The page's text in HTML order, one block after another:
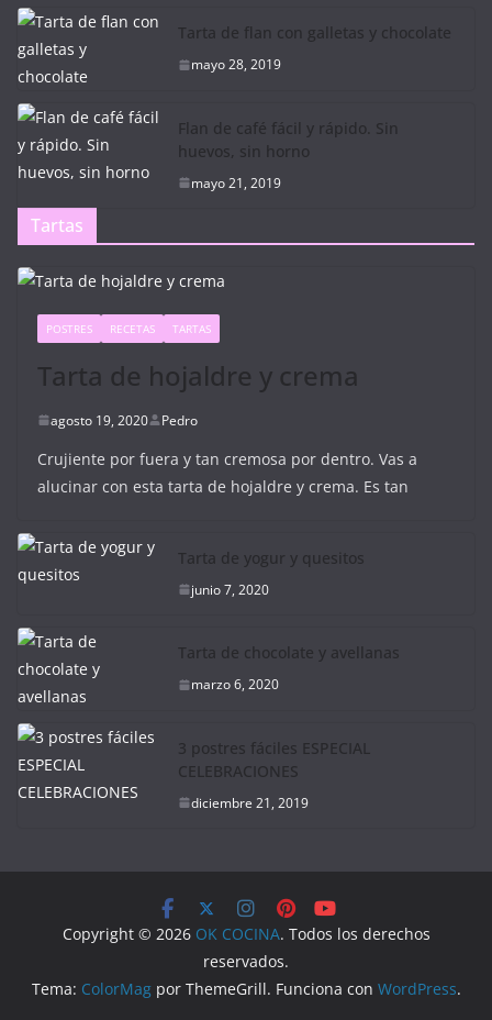
Tarta de flan con galletas y chocolate
mayo 28, 2019
Flan de café fácil y rápido. Sin
huevos, sin horno
mayo 21, 2019
Tartas
POSTRES RECETAS TARTAS
Tarta de hojaldre y crema
agosto 19, 2020 Pedro
Crujiente por fuera y tan cremosa por dentro. Vas a
alucinar con esta tarta de hojaldre y crema. Es tan
Tarta de yogur y quesitos
junio 7, 2020
Tarta de chocolate y avellanas
marzo 6, 2020
3 postres fáciles ESPECIAL
CELEBRACIONES
diciembre 21, 2019
Copyright © 2026 OK COCINA. Todos los derechos
reservados.
Tema: ColorMagpor ThemeGrill. Funciona con WordPress.